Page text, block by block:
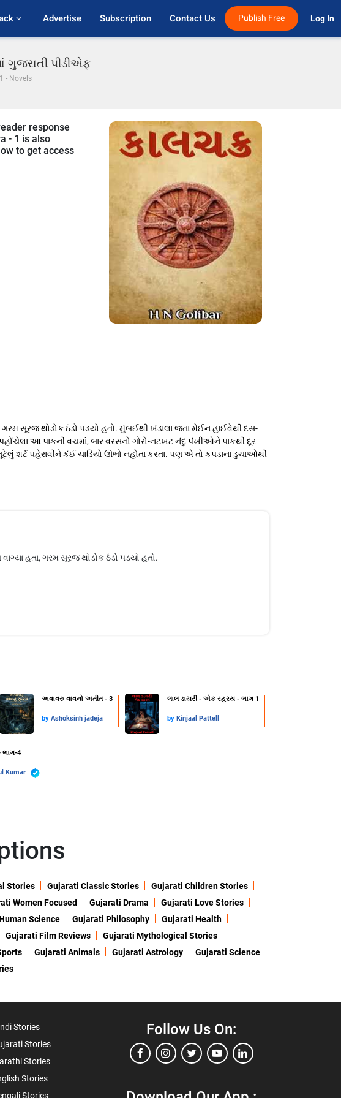
Advertise Subscription Contact Us Publish Free Log In
ગુજરાતી પીડીએફ
- Novels
response
- 1 is also
to get access
સૂરજ થોડોક ઠંડો પડયો હતો. મુંબઈથી ખંડાલા જતા મેઈન હાઈવેથી દસ-
આ પાકની વચમાં, બાર વરસનો ગોરો-નટખટ નંદુ પંખીઓને પાકથી દૂર
શર્ટ પહેરાવીને કંઈ ચાડિયો ઊભો નહોતા કરતા. પણ એ તો કપડાના ડુચાઓથી
હતા, ગરમ સૂરજ થોડોક ઠંડો પડયો હતો.
અવાવરુ વાવનો અતીત - 3
by Ashoksinh jadeja
લાલ ડાયરી - એક રહસ્ય - ભાગ 1
by Kinjaal Pattell
ભાગ-4
Kumar
Stories Gujarati Classic Stories
Gujarati Children Stories
Women Focused Gujarati Drama
Gujarati Love Stories
Science Gujarati Philosophy
Gujarati Health
Gujarati Film Reviews
Gujarati Mythological Stories
Gujarati Animals Gujarati Astrology
Gujarati Science
Stories
Stories
Stories
Stories
Stories
Follow Us On: